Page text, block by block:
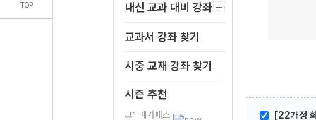
TOP 내신 교과 대비 강좌
교과서 강좌 찾기
시중 교재 강좌 찾기
시즌 추천
고1 메가패스
[22개정